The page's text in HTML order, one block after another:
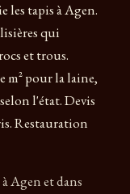
les tapis à Agen.
qui
et trous.
m² pour la laine,
l'état. Devis
Restauration
Agen et dans